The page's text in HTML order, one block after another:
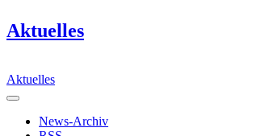
Aktuelles
Aktuelles
News-Archiv